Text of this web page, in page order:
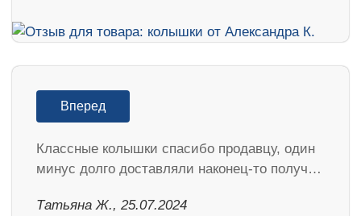
Вперед
Классные колышки спасибо продавцу, один
минус долго доставляли наконец-то получ…
Татьяна Ж., 25.07.2024